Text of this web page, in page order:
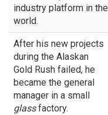
industry platform in the
world.
After his new projects
during the Alaskan
Gold Rush failed, he
became the general
manager in a small
glassfactory.